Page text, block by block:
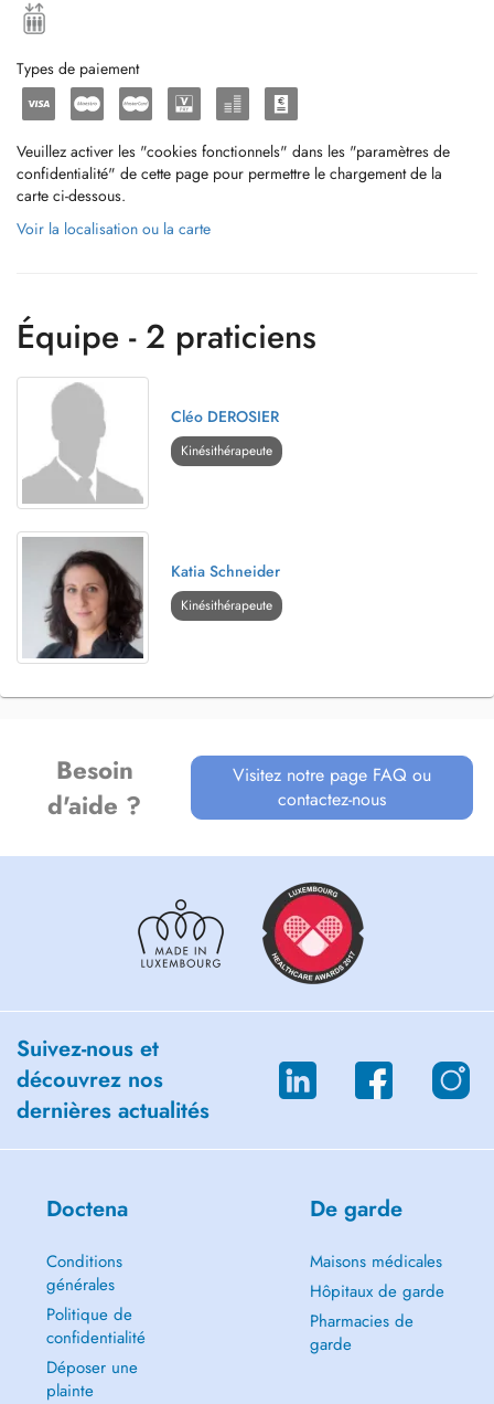
Types de paiement
Veuillez activer les "cookies fonctionnels" dans les "paramètres de
confidentialité" de cette page pour permettre le chargement de la
carte ci-dessous.
Voir la localisation ou la carte
Équipe - 2 praticiens
Cléo DEROSIER
Kinésithérapeute
Katia Schneider
Kinésithérapeute
Besoin
d'aide ?
Visitez notre page FAQ ou
contactez-nous
Suivez-nous et
découvrez nos
dernières actualités
Doctena
Conditions
générales
Politique de
confidentialité
Déposer une
plainte
De garde
Maisons médicales
Hôpitaux de garde
Pharmacies de
garde